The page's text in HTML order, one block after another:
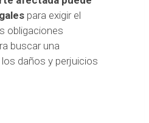
para exigir el
obligaciones
buscar una
daños y perjuicios